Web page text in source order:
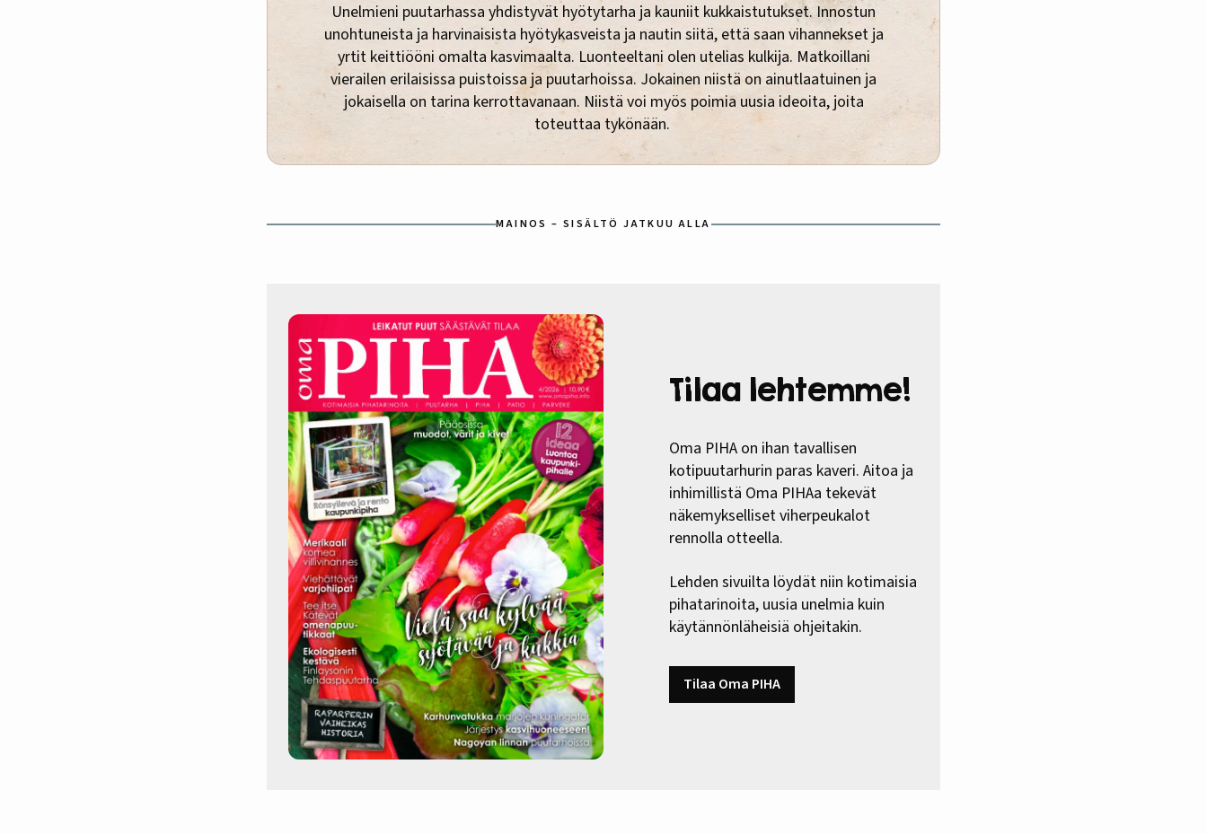
Unelmieni puutarhassa yhdistyvät hyötytarha ja kauniit kukkaistutukset. Innostun
unohtuneista ja harvinaisista hyötykasveista ja nautin siitä, että saan vihannekset ja
yrtit keittiööni omalta kasvimaalta. Luonteeltani olen utelias kulkija. Matkoillani
vierailen erilaisissa puistoissa ja puutarhoissa. Jokainen niistä on ainutlaatuinen ja
jokaisella on tarina kerrottavanaan. Niistä voi myös poimia uusia ideoita, joita
toteuttaa tykönään.
MAINOS – SISÄLTÖ JATKUU ALLA
Tilaa lehtemme!
Oma PIHA on ihan tavallisen
kotipuutarhurin paras kaveri. Aitoa ja
inhimillistä Oma PIHAa tekevät
näkemykselliset viherpeukalot
rennolla otteella.
Lehden sivuilta löydät niin kotimaisia
pihatarinoita, uusia unelmia kuin
käytännönläheisiä ohjeitakin.
Tilaa Oma PIHA